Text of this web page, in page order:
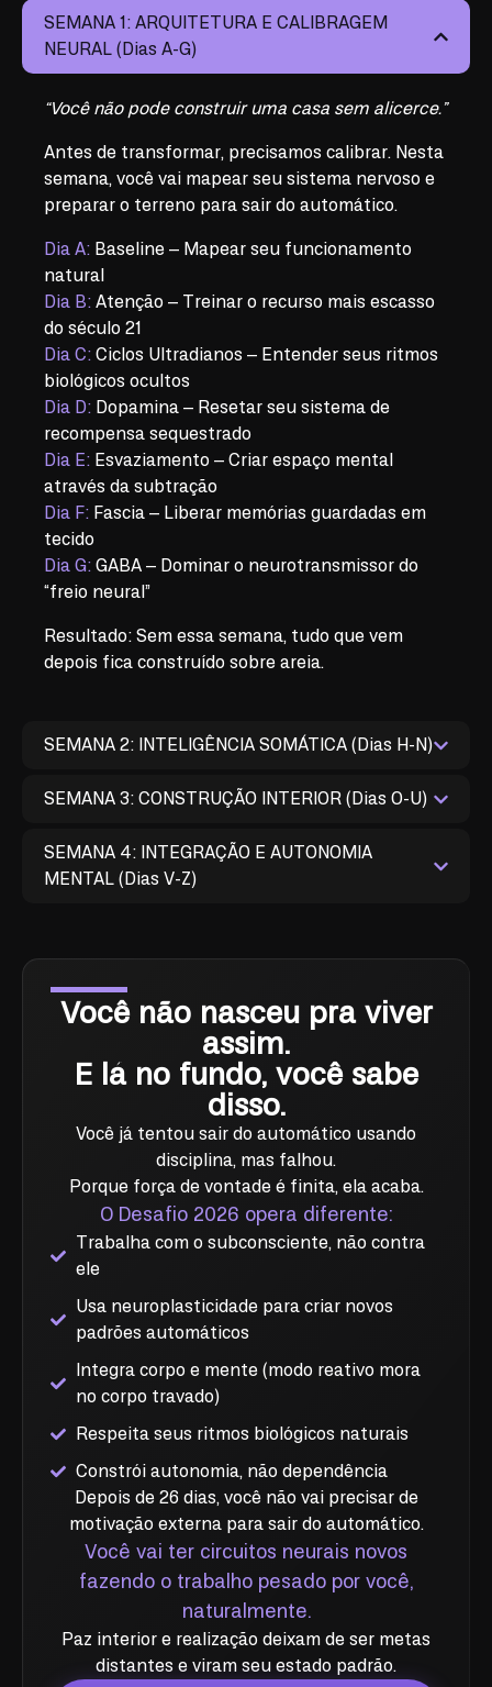
SEMANA 1: ARQUITETURA E CALIBRAGEM
NEURAL (Dias A-G)
“Você não pode construir uma casa sem alicerce.”
Antes de transformar, precisamos calibrar. Nesta
semana, você vai mapear seu sistema nervoso e
preparar o terreno para sair do automático.
Dia A: Baseline – Mapear seu funcionamento
natural
Dia B: Atenção – Treinar o recurso mais escasso
do século 21
Dia C: Ciclos Ultradianos – Entender seus ritmos
biológicos ocultos
Dia D: Dopamina – Resetar seu sistema de
recompensa sequestrado
Dia E: Esvaziamento – Criar espaço mental
através da subtração
Dia F: Fascia – Liberar memórias guardadas em
tecido
Dia G: GABA – Dominar o neurotransmissor do
“freio neural”
Resultado: Sem essa semana, tudo que vem
depois fica construído sobre areia.
SEMANA 2: INTELIGÊNCIA SOMÁTICA (Dias H-N)
SEMANA 3: CONSTRUÇÃO INTERIOR (Dias O-U)
SEMANA 4: INTEGRAÇÃO E AUTONOMIA
MENTAL (Dias V-Z)
Você não nasceu pra viver
assim.
E lá no fundo, você sabe
disso.
Você já tentou sair do automático usando
disciplina, mas falhou.
Porque força de vontade é finita, ela acaba.
O Desafio 2026 opera diferente:
Trabalha com o subconsciente, não contra
ele
Usa neuroplasticidade para criar novos
padrões automáticos
Integra corpo e mente (modo reativo mora
no corpo travado)
Respeita seus ritmos biológicos naturais
Constrói autonomia, não dependência
Depois de 26 dias, você não vai precisar de
motivação externa para sair do automático.
Você vai ter circuitos neurais novos
fazendo o trabalho pesado por você,
naturalmente.
Paz interior e realização deixam de ser metas
distantes e viram seu estado padrão.